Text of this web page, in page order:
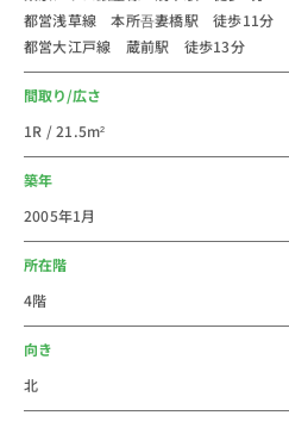
都営浅草線 本所吾妻橋駅 徒歩11分
都営大江戸線 蔵前駅 徒歩13分
間取り/広さ
1R / 21.5m²
築年
2005年1月
所在階
4階
向き
北